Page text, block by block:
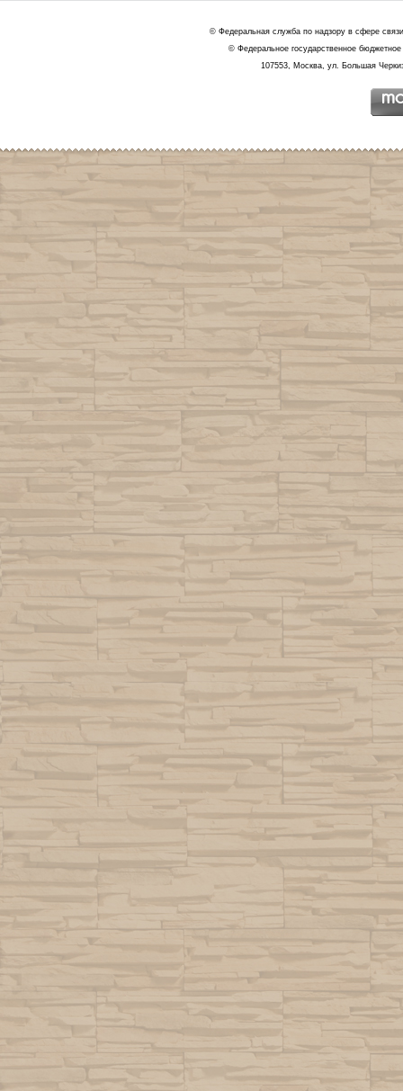
© Федеральная служба по надзору в сфере
© Федеральное государственное
107553, Москва, ул. Большая